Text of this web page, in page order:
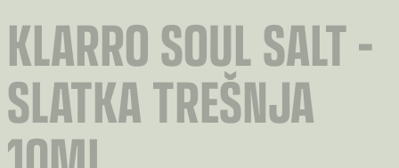
KLARRO SOUL SALT –
SLATKA TREŠNJA